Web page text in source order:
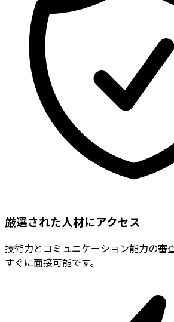
厳選された人材にアクセス
技術力とコミュニケーション能力の審
すぐに面接可能です。